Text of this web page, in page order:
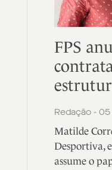
FPS
Redação -
Matilde
Desportiva,
assume o